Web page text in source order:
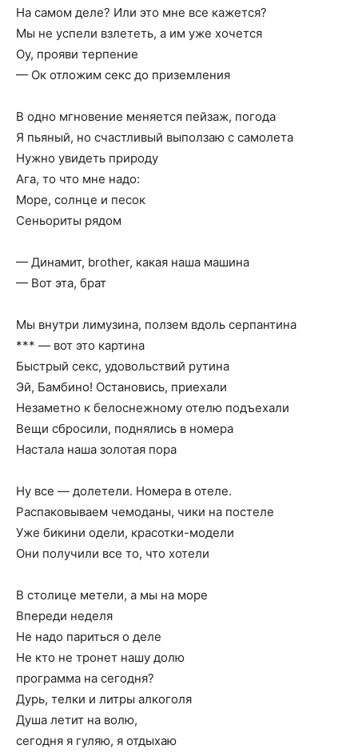
На самом деле? Или это мне все кажется?
Мы не успели взлететь, а им уже хочется
Оу, прояви терпение
— Ок отложим секс до приземления
В одно мгновение меняется пейзаж, погода
Я пьяный, но счастливый выползаю с самолета
Нужно увидеть природу
Ага, то что мне надо:
Море, солнце и песок
Сеньориты рядом
— Динамит, brother, какая наша машина
— Вот эта, брат
Мы внутри лимузина, ползем вдоль серпантина
*** — вот это картина
Быстрый секс, удовольствий рутина
Эй, Бамбино! Остановись, приехали
Незаметно к белоснежному отелю подъехали
Вещи сбросили, поднялись в номера
Настала наша золотая пора
Ну все — долетели. Номера в отеле.
Распаковываем чемоданы, чики на постеле
Уже бикини одели, красотки-модели
Они получили все то, что хотели
В столице метели, а мы на море
Впереди неделя
Не надо париться о деле
Не кто не тронет нашу долю
программа на сегодня?
Дурь, телки и литры алкоголя
Душа летит на волю,
сегодня я гуляю, я отдыхаю